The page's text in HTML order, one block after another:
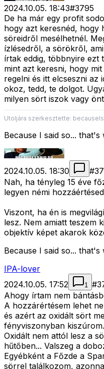
2024.10.05. 18:43#3795
De ha már egy profit
hogy azt keresnéd, hogy
söreidről mesélhetnél.
ízlésedről, a sörökről,
írtak eddig, többnyire ezt
mint azt keresni, hogy
regelni és itt elcseszni az
okoz, tedd, te dolgot.
milyen sört iszok vagy
Utoljára szerkesztette:
Because I said so... that's
2024.10.05. 18:30 #
Nah, ha tényleg 15 éve
legyen némi
Viszont, ha én is
lesz. Nem amiatt teszem
objektív képet akarok
Because I said so... that's
IPA-lover
2024.10.05. 17:52
1 #
Ahogy írtam nem
A hozzárértésem lehet
és azért az oxidált sört
fényviszonyban kiszúrom.
Oxidált nem attól lesz a
hűtőben... Valszeg a
Egyébként a Főzde a
sörrel találkozom,